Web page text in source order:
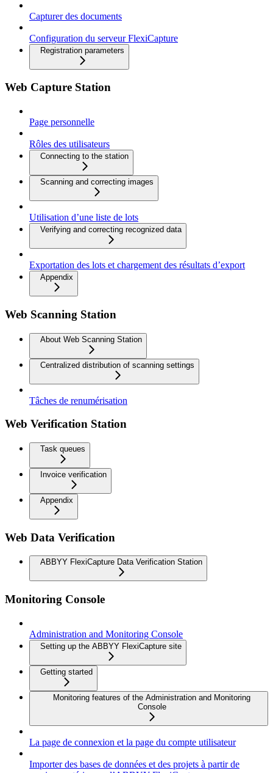
Capturer des documents
Configuration du serveur FlexiCapture
Registration parameters
Web Capture Station
Page personnelle
Rôles des utilisateurs
Connecting to the station
Scanning and correcting images
Utilisation d’une liste de lots
Verifying and correcting recognized data
Exportation des lots et chargement des résultats d’export
Appendix
Web Scanning Station
About Web Scanning Station
Centralized distribution of scanning settings
Tâches de renumérisation
Web Verification Station
Task queues
Invoice verification
Appendix
Web Data Verification
ABBYY FlexiCapture Data Verification Station
Monitoring Console
Administration and Monitoring Console
Setting up the ABBYY FlexiCapture site
Getting started
Monitoring features of the Administration and Monitoring
Console
La page de connexion et la page du compte utilisateur
Importer des bases de données et des projets à partir de